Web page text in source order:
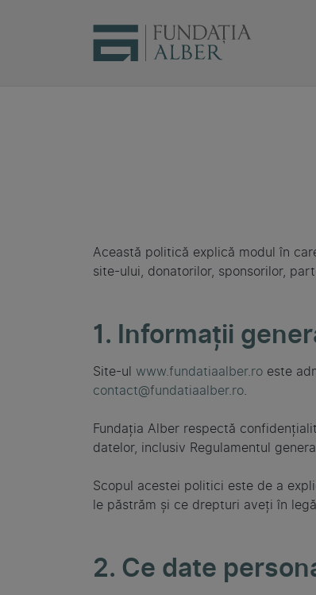
Această politică explică modul în
site-ului, donatorilor, sponsorilor,
1. Informații
Site-ul www.fundatiaalber.ro este
contact@fundatiaalber.ro.
Fundația Alber respectă
datelor, inclusiv Regulamentul
Scopul acestei politici este de a
le păstrăm și ce drepturi aveți în
2. Ce date